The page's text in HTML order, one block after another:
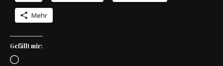
Mehr
Gefällt mir:
Wird geladen …